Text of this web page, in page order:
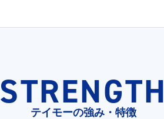
STRENGTH
テイモーの強み・特徴